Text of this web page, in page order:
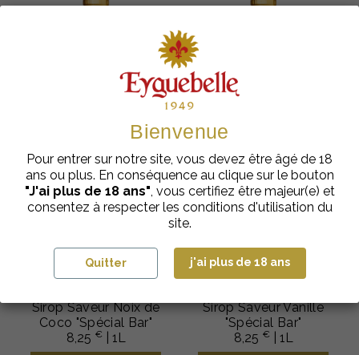
Sirop Saveur Noix de
Coco "Spécial Bar"
8,25 € | 1L
Sirop Saveur Vanille
"Spécial Bar"
8,25 € | 1L
Bienvenue
Pour entrer sur notre site, vous devez être âgé de 18
ans ou plus. En conséquence au clique sur le bouton
"J'ai plus de 18 ans", vous certifiez être majeur(e) et
consentez à respecter les conditions d'utilisation du
site.
Quitter j'ai plus de 18 ans